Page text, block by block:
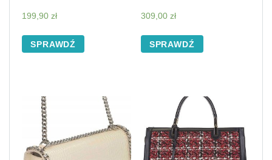
199,90 zł
SPRAWDŹ
309,00 zł
SPRAWDŹ